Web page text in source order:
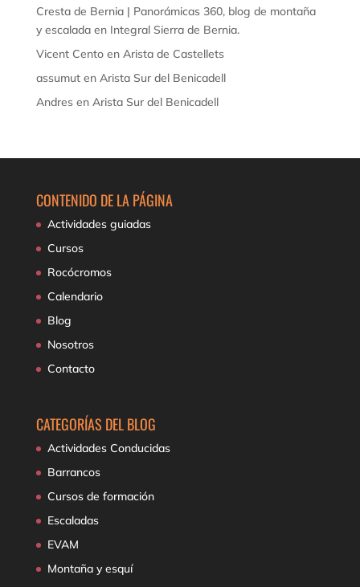
Cresta de Bernia | Panorámicas 360, blog de montaña
y escaladaen Integral Sierra de Bernia.
Vicent Centoen Arista de Castellets
assumuten Arista Sur del Benicadell
Andresen Arista Sur del Benicadell
CONTENIDO DE LA PÁGINA
Actividades guiadas
Cursos
Rocócromos
Calendario
Blog
Nosotros
Contacto
CATEGORÍAS DEL BLOG
Actividades Conducidas
Barrancos
Cursos de formación
Escaladas
EVAM
Montaña y esquí